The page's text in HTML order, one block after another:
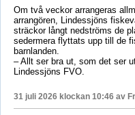
Om två veckor arrangeras
arrangören, Lindessjöns
sträckor långt nedströms de
sedermera flyttats upp till de
barnlanden.
– Allt ser bra ut, som det ser
Lindessjöns FVO.
31 juli 2026 klockan 10:46 av